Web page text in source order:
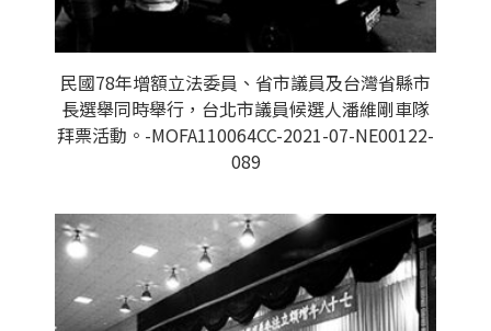
民國78年增額立法委員、省市議員及台灣省縣市
長選舉同時舉行，台北市議員候選人潘維剛車隊
拜票活動。-MOFA110064CC-2021-07-NE00122-
089